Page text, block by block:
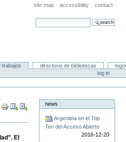
site map accessibility contact
search site
trabajos directorio de bibliotecas
log in
El
news
Argentina en el Top
Ten del Acceso Abierto
2016-12-20